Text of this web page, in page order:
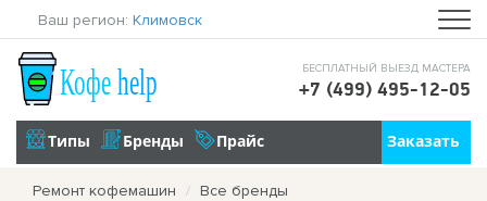
Ваш регион: Климовск
БЕСПЛАТНЫЙ ВЫЕЗД МАСТЕРА
+7 (499) 495-12-05
Ремонт кофемашин
Все бренды